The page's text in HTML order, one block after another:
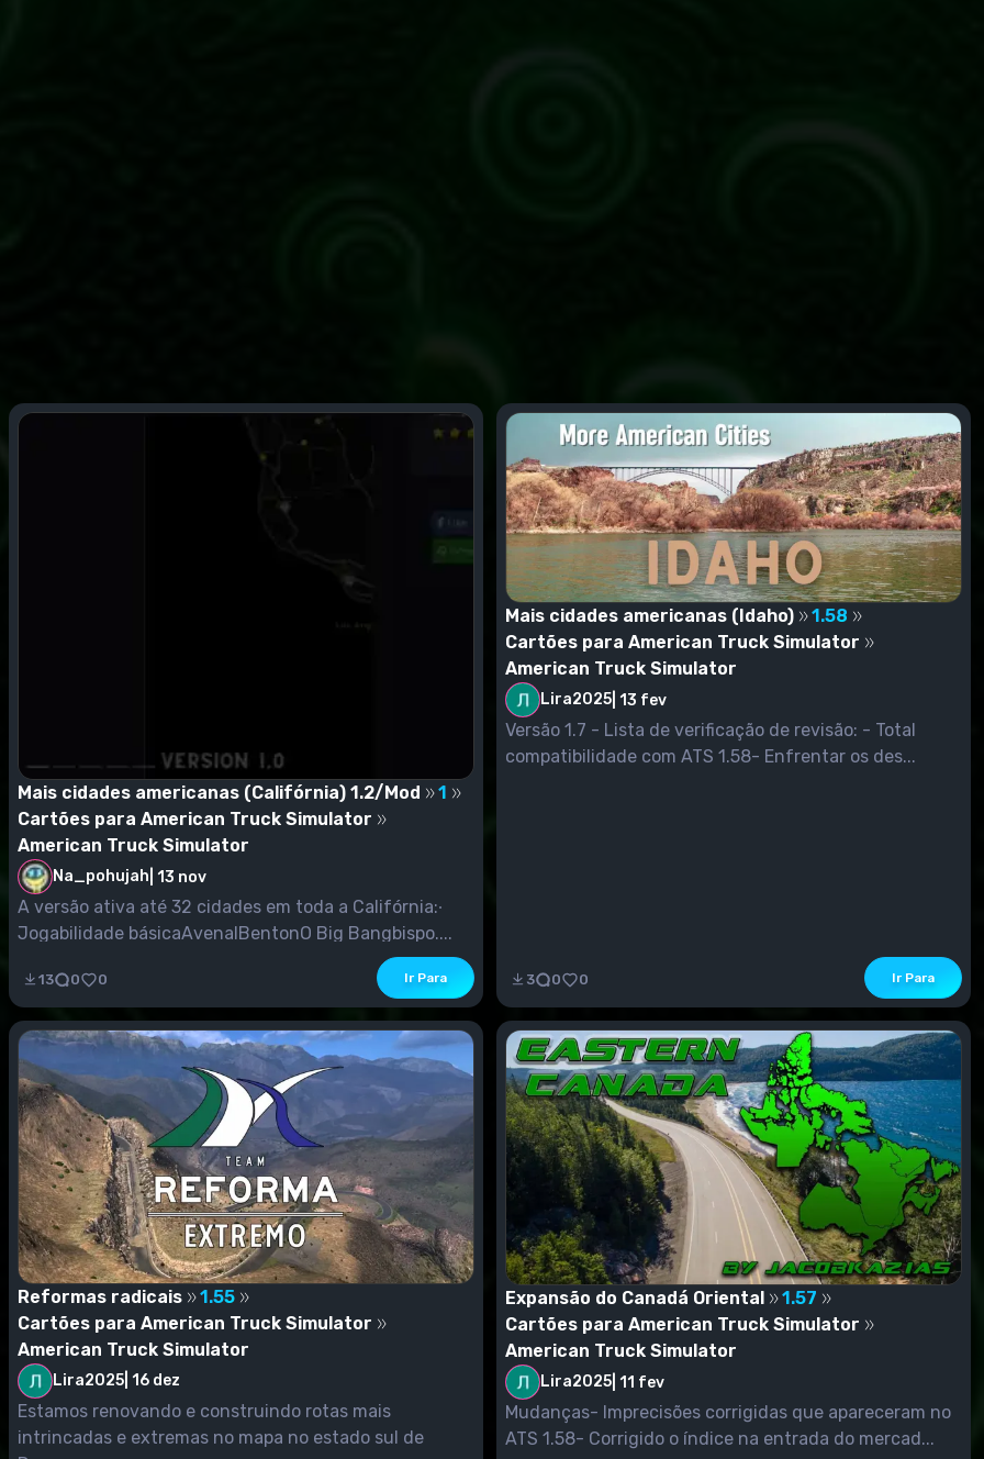
Mais cidades americanas (Califórnia) 1.2/Mod
1
Cartões para American Truck Simulator
American Truck Simulator
Na_pohujah 13 nov
A versão ativa até 32 cidades em toda a Califórnia:∙
Jogabilidade básicaAvenalBentonO Big Bangbispo....
13 0 0 Ir Para
Mais cidades americanas (Idaho)
1.58
Cartões para American Truck Simulator
American Truck Simulator
Lira2025 13 fev
Versão 1.7 - Lista de verificação de revisão: - Total
compatibilidade com ATS 1.58- Enfrentar os des...
3 0 0 Ir Para
Reformas radicais
1.55
Cartões para American Truck Simulator
American Truck Simulator
Lira2025 16 dez
Estamos renovando e construindo rotas mais
intrincadas e extremas no mapa no estado sul de
Expansão do Canadá Oriental
1.57
Cartões para American Truck Simulator
American Truck Simulator
Lira2025 11 fev
Mudanças- Imprecisões corrigidas que apareceram no
ATS 1.58- Corrigido o índice na entrada do mercad...